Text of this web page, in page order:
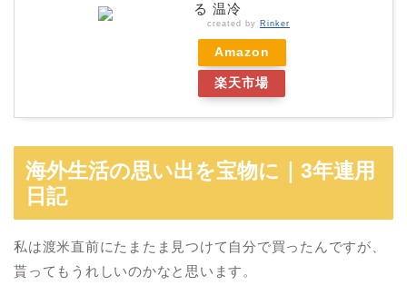
る 温冷
created by Rinker
Amazon
楽天市場
海外生活の思い出を宝物に｜3年連用
日記
私は渡米直前にたまたま見つけて自分で買ったんですが、
貰ってもうれしいのかなと思います。